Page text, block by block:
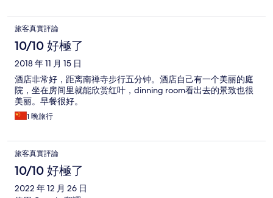
旅客真實評論
10/10 好極了
2018 年 11 月 15 日
酒店非常好，距离南禅寺步行五分钟。酒店自己有一个美丽的庭
院，坐在房间里就能欣赏红叶，dinning room看出去的景致也很
美丽。早餐很好。
1 晚旅行
旅客真實評論
10/10 好極了
2022 年 12 月 26 日